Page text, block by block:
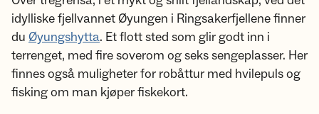
idylliske fjellvannet Øyungen i Ringsakerfjellene finner
du Øyungshytta. Et flott sted som glir godt inn i
terrenget, med fire soverom og seks sengeplasser. Her
finnes også muligheter for robåttur med hvilepuls og
fisking om man kjøper fiskekort.